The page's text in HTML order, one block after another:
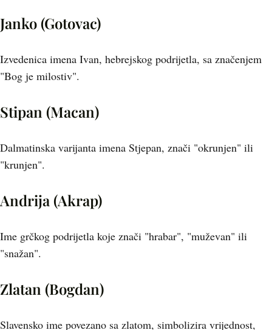
Janko (Gotovac)
Izvedenica imena Ivan, hebrejskog podrijetla, sa značenjem
"Bog je milostiv".
Stipan (Macan)
Dalmatinska varijanta imena Stjepan, znači "okrunjen" ili
"krunjen".
Andrija (Akrap)
Ime grčkog podrijetla koje znači "hrabar", "muževan" ili
"snažan".
Zlatan (Bogdan)
Slavensko ime povezano sa zlatom, simbolizira vrijednost,